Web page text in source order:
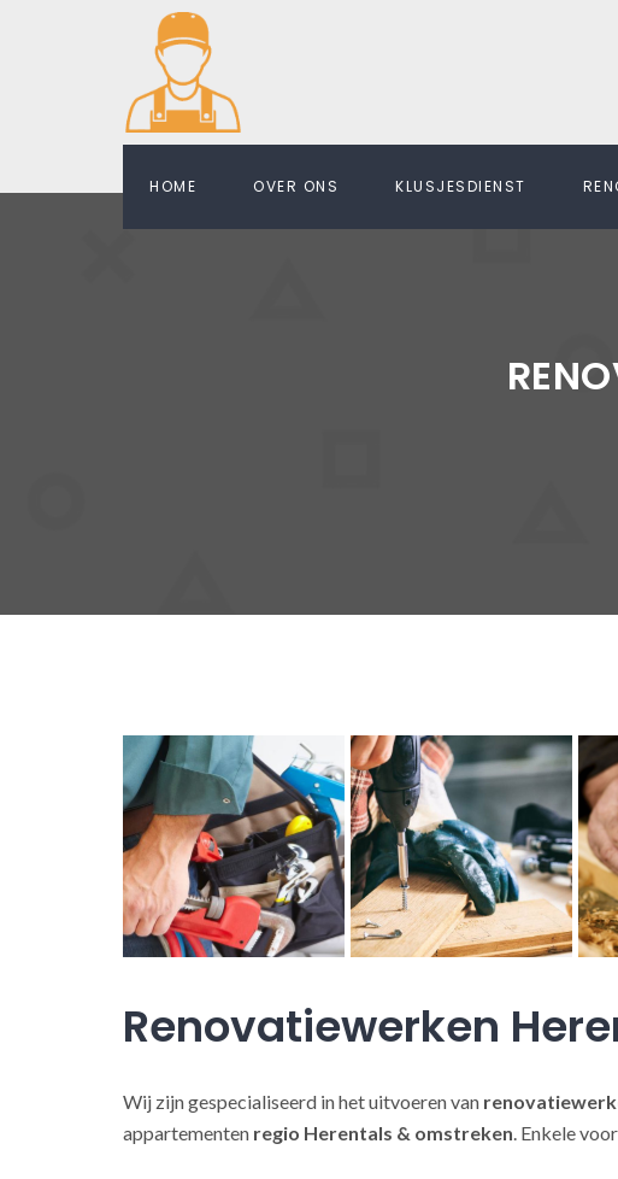
HOME OVER ONS KLUSJESDIENST
Renovatiewerken
Wij zijn gespecialiseerd in het uitvoeren van
appartementen regio Herentals & omstreken . Enkele